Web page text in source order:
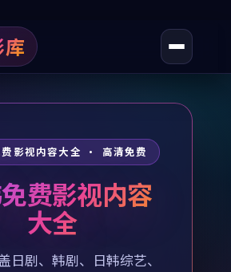
费影视内容大全 · 高清免费
费影视内容
大全
日剧、韩剧、日韩综艺、